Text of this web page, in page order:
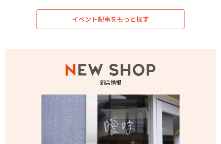
イベント記事をもっと探す
新店情報